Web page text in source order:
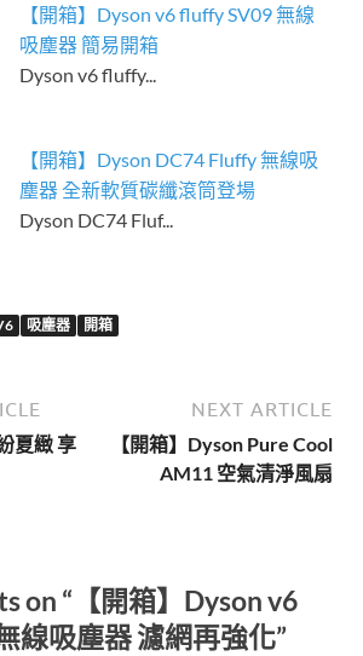
【開箱】Dyson v6 fluffy SV09 無線
吸塵器 簡易開箱
Dyson v6 fluffy...
【開箱】Dyson DC74 Fluffy 無線吸
塵器 全新軟質碳纖滾筒登場
Dyson DC74 Fluf...
吸塵器 開箱
夏緻 享
NEXT ARTICLE
【開箱】Dyson Pure Cool
AM11 空氣清淨風扇
on “【開箱】Dyson v6
線吸塵器 濾網再強化”